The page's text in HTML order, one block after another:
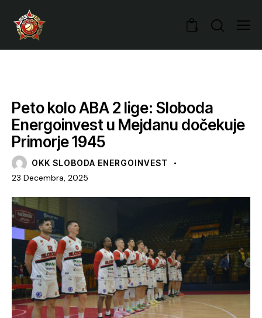
0
Peto kolo ABA 2 lige: Sloboda
Energoinvest u Mejdanu dočekuje
Primorje 1945
OKK SLOBODA ENERGOINVEST
23 Decembra, 2025